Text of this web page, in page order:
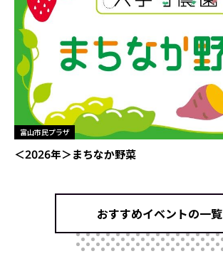
富山市民プラザ
＜2026年＞まちなか野菜
おすすめイベントの一覧